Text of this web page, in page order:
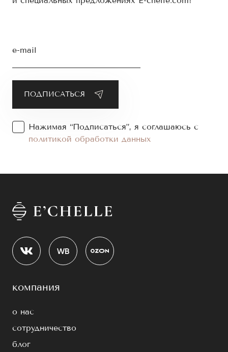
e-mail
Нажимая “Подписаться”, я соглашаюсь с
политикой обработки данных
компания
о нас
сотрудничество
блог